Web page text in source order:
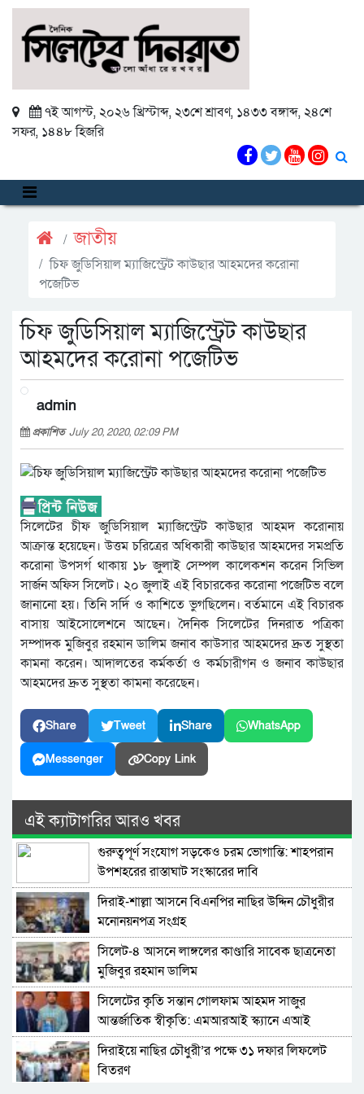
৭ই আগস্ট, ২০২৬ খ্রিস্টাব্দ, ২৩শে শ্রাবণ, ১৪৩৩ বঙ্গাব্দ, ২৪শে
সফর, ১৪৪৮ হিজরি
জাতীয়
চিফ জুডিসিয়াল ম্যাজিস্ট্রেট কাউছার আহমদের করোনা
পজেটিভ
চিফ জুডিসিয়াল ম্যাজিস্ট্রেট কাউছার
আহমদের করোনা পজেটিভ
admin
প্রকাশিতJuly 20, 2020, 02:09 PM
সিলেটের চীফ জুডিসিয়াল ম্যাজিস্ট্রেট কাউছার আহমদ করোনায়
আক্রান্ত হয়েছেন। উত্তম চরিত্রের অধিকারী কাউছার আহমদের সমপ্রতি
করোনা উপসর্গ থাকায় ১৮ জুলাই সেম্পল কালেকশন করেন সিভিল
সার্জন অফিস সিলেট। ২০ জুলাই এই বিচারকের করোনা পজেটিভ বলে
জানানো হয়। তিনি সর্দি ও কাশিতে ভুগছিলেন। বর্তমানে এই বিচারক
বাসায় আইসোলেশনে আছেন। দৈনিক সিলেটের দিনরাত পত্রিকা
সম্পাদক মুজিবুর রহমান ডালিম জনাব কাউসার আহমদের দ্রুত সুস্থতা
কামনা করেন। আদালতের কর্মকর্তা ও কর্মচারীগন ও জনাব কাউছার
আহমদের দ্রুত সুস্থতা কামনা করেছেন।
Share Tweet Share WhatsApp
Messenger Copy Link
এই ক্যাটাগরির আরও খবর
গুরুত্বপূর্ণ সংযোগ সড়কেও চরম ভোগান্তি: শাহপরান
উপশহরের রাস্তাঘাট সংস্কারের দাবি
দিরাই-শাল্লা আসনে বিএনপির নাছির উদ্দিন চৌধুরীর
মনোনয়নপত্র সংগ্রহ
সিলেট-৪ আসনে লাঙ্গলের কাণ্ডারি সাবেক ছাত্রনেতা
মুজিবুর রহমান ডালিম
সিলেটের কৃতি সন্তান গোলফাম আহমদ সাজুর
আন্তর্জাতিক স্বীকৃতি: এমআরআই স্ক্যানে এআই
প্রয়োগে পিএইচডি অর্জন
দিরাইয়ে নাছির চৌধুরী’র পক্ষে ৩১ দফার লিফলেট
বিতরণ